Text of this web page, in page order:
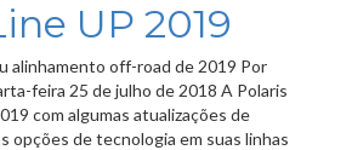
UP 2019
alinhamento off-road de 2019 Por
feira 25 de julho de 2018 A Polaris
com algumas atualizações de
opções de tecnologia em suas linhas